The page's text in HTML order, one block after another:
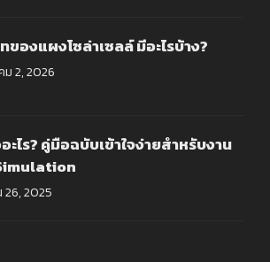
ของแผงโซล่าเซลล์ มีอะไรบ้าง?
2, 2026
ะไร? คู่มือฉบับเข้าใจง่ายสำหรับงาน
26, 2025